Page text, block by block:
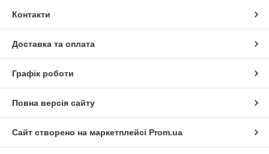
Контакти
Доставка та оплата
Графік роботи
Повна версія сайту
Сайт створено на маркетплейсі Prom.ua